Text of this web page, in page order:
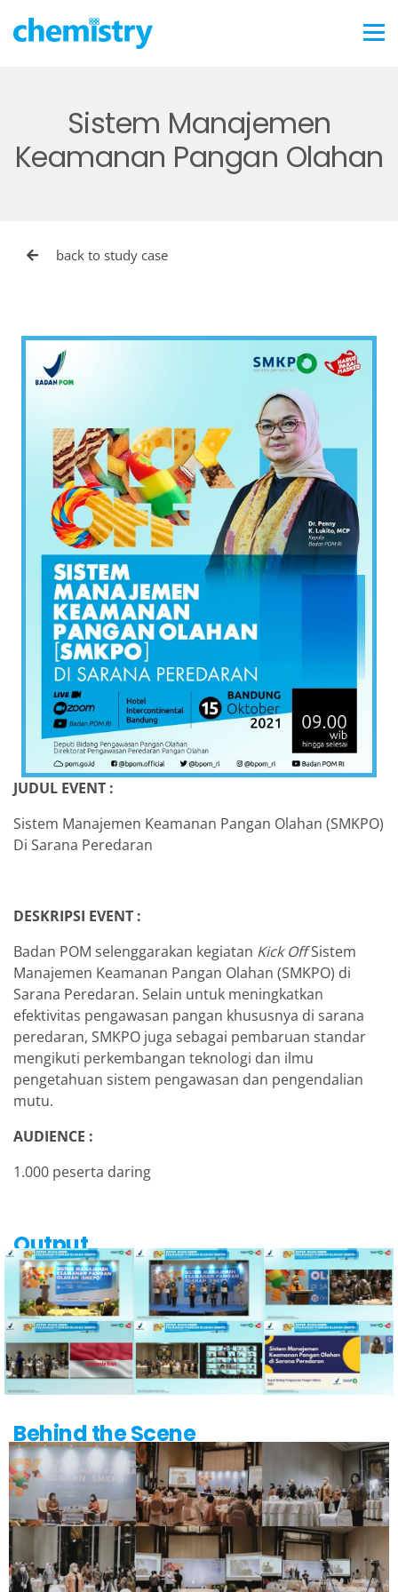
Sistem Manajemen
Keamanan Pangan Olahan
back to study case
JUDUL EVENT :
Sistem Manajemen Keamanan Pangan Olahan (SMKPO)
Di Sarana Peredaran
DESKRIPSI EVENT :
Badan POM selenggarakan kegiatan Kick OffSistem
Manajemen Keamanan Pangan Olahan (SMKPO) di
Sarana Peredaran. Selain untuk meningkatkan
efektivitas pengawasan pangan khususnya di sarana
peredaran, SMKPO juga sebagai pembaruan standar
mengikuti perkembangan teknologi dan ilmu
pengetahuan sistem pengawasan dan pengendalian
mutu.
AUDIENCE :
1.000 peserta daring
Output
Behind the Scene